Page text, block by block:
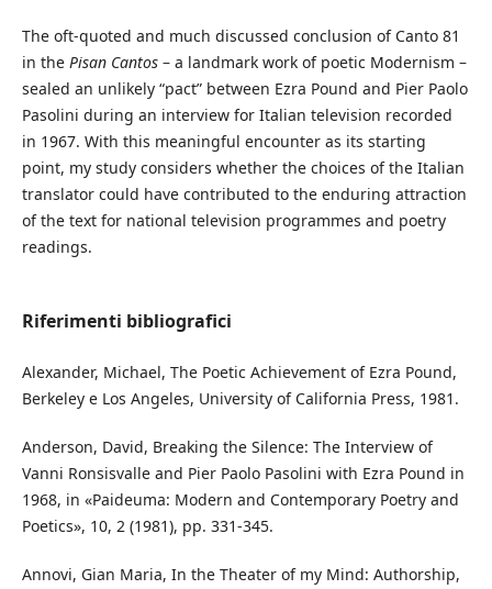
The oft-quoted and much discussed conclusion of Canto 81
in the Pisan Cantos– a landmark work of poetic Modernism –
sealed an unlikely “pact” between Ezra Pound and Pier Paolo
Pasolini during an interview for Italian television recorded
in 1967. With this meaningful encounter as its starting
point, my study considers whether the choices of the Italian
translator could have contributed to the enduring attraction
of the text for national television programmes and poetry
readings.
Riferimenti bibliografici
Alexander, Michael, The Poetic Achievement of Ezra Pound,
Berkeley e Los Angeles, University of California Press, 1981.
Anderson, David, Breaking the Silence: The Interview of
Vanni Ronsisvalle and Pier Paolo Pasolini with Ezra Pound in
1968, in «Paideuma: Modern and Contemporary Poetry and
Poetics», 10, 2 (1981), pp. 331-345.
Annovi, Gian Maria, In the Theater of my Mind: Authorship,